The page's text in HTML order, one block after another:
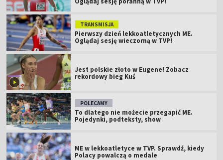
TRANSMISJA
Pierwszy dzień lekkoatletycznych ME.
Oglądaj sesję wieczorną w TVP!
Jest polskie złoto w Eugene! Zobacz
rekordowy bieg Kuś
POLECAMY
To dlatego nie możecie przegapić ME.
Pojedynki, podteksty, show
ME w lekkoatletyce w TVP. Sprawdź, kiedy
Polacy powalczą o medale